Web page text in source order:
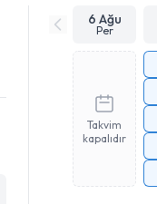
6 Ağu
Per
Takvim
kapalıdır